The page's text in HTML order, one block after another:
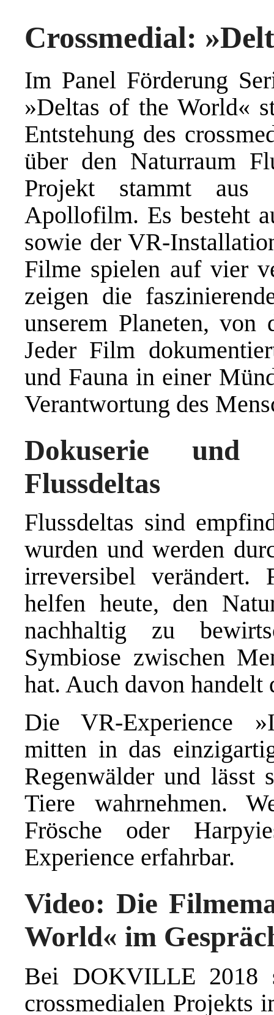
Crossmedial:
Im Panel Förderung
»Deltas of the World«
Entstehung des
über den Naturraum
Projekt stammt aus
Apollofilm. Es besteht
sowie der VR-
Filme spielen auf vier
zeigen die
unserem Planeten,
Jeder Film
und Fauna in einer
Verantwortung des
Dokuserie und
Flussdeltas
Flussdeltas sind
wurden und werden
irreversibel verändert.
helfen heute, den
nachhaltig zu
Symbiose zwischen
hat. Auch davon handelt
Die VR-Experience
mitten in das
Regenwälder und lässt
Tiere wahrnehmen.
Frösche oder
Experience erfahrbar.
Video: Die
World« im
Bei DOKVILLE 2018
crossmedialen Projekts